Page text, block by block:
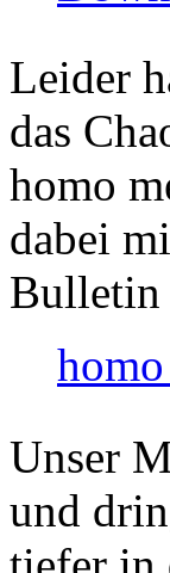
Leider
das
homo
dabei
Bulletin
Unser
und